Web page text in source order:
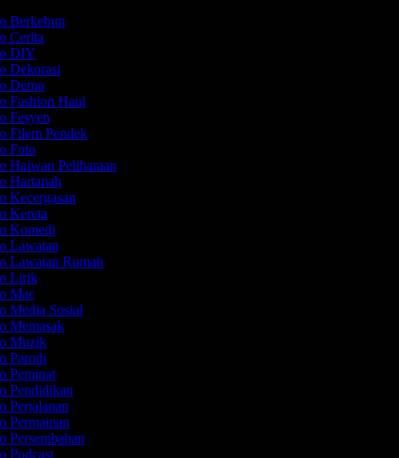
Berkebun
Cerita
DIY
Dekorasi
Demo
Fashion Haul
Fesyen
Filem Pendek
Foto
Haiwan Peliharaan
Hartanah
Kecergasan
Kereta
Komedi
Lawatan
Lawatan Rumah
Lirik
Mac
Media Sosial
Memasak
Muzik
Parodi
Peminat
Pendidikan
Perjalanan
Permainan
Persembahan
Podcast